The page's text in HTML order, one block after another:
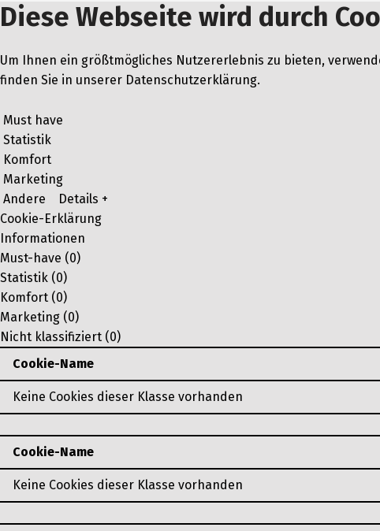
Diese Webseite wird durch
Um Ihnen ein größtmögliches Nutzererlebnis zu bieten,
finden Sie in unserer Datenschutzerklärung.
Must have
Statistik
Komfort
Marketing
Andere
Details +
Cookie-Erklärung
Informationen
Must-have (0)
Statistik (0)
Komfort (0)
Marketing (0)
Nicht klassifiziert (0)
Cookie-Name
Keine Cookies dieser Klasse vorhanden
Cookie-Name
Keine Cookies dieser Klasse vorhanden